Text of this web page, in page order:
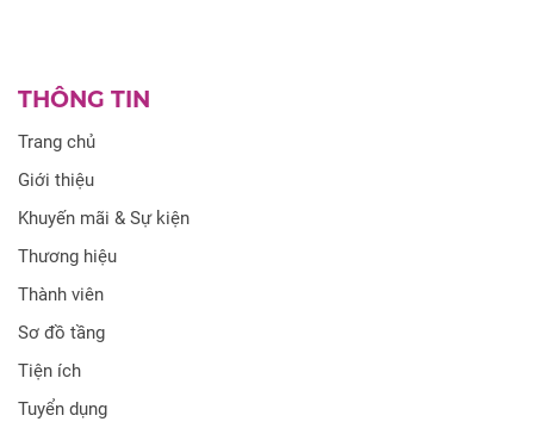
THÔNG TIN
Trang chủ
Giới thiệu
Khuyến mãi & Sự kiện
Thương hiệu
Thành viên
Sơ đồ tầng
Tiện ích
Tuyển dụng